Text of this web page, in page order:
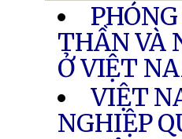
THẦN VÀ
Ở VIỆT
VIỆT
NGHIỆP